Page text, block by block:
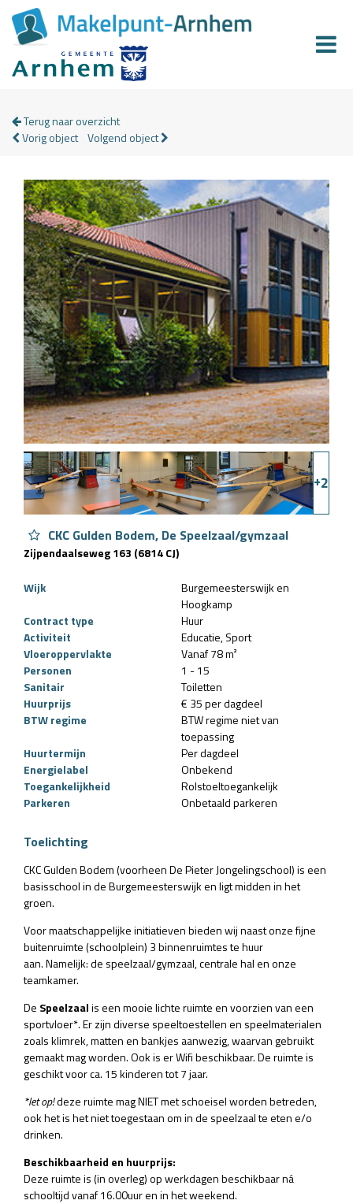
Terug naar overzicht
Vorig object Volgend object
+2
CKC Gulden Bodem, De Speelzaal/gymzaal
Zijpendaalseweg 163 (6814 CJ)
Wijk
Burgemeesterswijk en
Hoogkamp
Contract type
Huur
Activiteit
Educatie Sport
Vloeroppervlakte
Vanaf 78 m²
Personen
1 - 15
Sanitair
Toiletten
Huurprijs
€ 35 per dagdeel
BTW regime
BTW regime niet van
toepassing
Huurtermijn
Per dagdeel
Energielabel
Onbekend
Toegankelijkheid
Rolstoeltoegankelijk
Parkeren
Onbetaald parkeren
Toelichting
CKC Gulden Bodem (voorheen De Pieter Jongelingschool) is een
basisschool in de Burgemeesterswijk en ligt midden in het
groen.
Voor maatschappelijke initiatieven bieden wij naast onze fijne
buitenruimte (schoolplein) 3 binnenruimtes te huur
aan. Namelijk: de speelzaal/gymzaal, centrale hal en onze
teamkamer.
De Speelzaalis een mooie lichte ruimte en voorzien van een
sportvloer*. Er zijn diverse speeltoestellen en speelmaterialen
zoals klimrek, matten en bankjes aanwezig, waarvan gebruikt
gemaakt mag worden. Ook is er Wifi beschikbaar. De ruimte is
geschikt voor ca. 15 kinderen tot 7 jaar.
*let op!deze ruimte mag NIET met schoeisel worden betreden,
ook het is het niet toegestaan om in de speelzaal te eten e/o
drinken.
Beschikbaarheid en huurprijs:
Deze ruimte is (in overleg) op werkdagen beschikbaar ná
schooltijd vanaf 16.00uur en in het weekend.